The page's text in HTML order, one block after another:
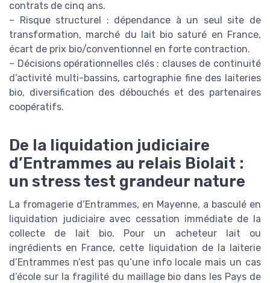
contrats de cinq ans.
– Risque structurel : dépendance à un seul site de
transformation, marché du lait bio saturé en France,
écart de prix bio/conventionnel en forte contraction.
– Décisions opérationnelles clés : clauses de continuité
d’activité multi-bassins, cartographie fine des laiteries
bio, diversification des débouchés et des partenaires
coopératifs.
De la liquidation judiciaire
d’Entrammes au relais Biolait :
un stress test grandeur nature
La fromagerie d’Entrammes, en Mayenne, a basculé en
liquidation judiciaire avec cessation immédiate de la
collecte de lait bio. Pour un acheteur lait ou
ingrédients en France, cette liquidation de la laiterie
d’Entrammes n’est pas qu’une info locale mais un cas
d’école sur la fragilité du maillage bio dans les Pays de